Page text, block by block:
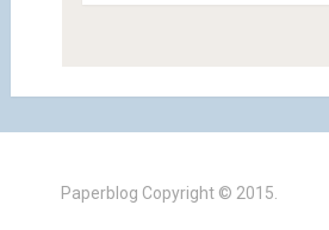
Paperblog Copyright © 2015.